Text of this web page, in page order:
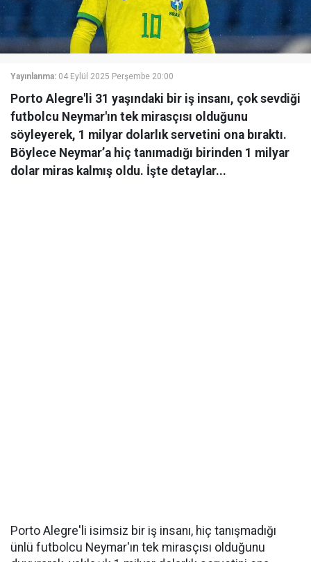
Yayınlanma: 04 Eylül 2025 Perşembe 20:00
Porto Alegre'li 31 yaşındaki bir iş insanı, çok sevdiği
futbolcu Neymar'ın tek mirasçısı olduğunu
söyleyerek, 1 milyar dolarlık servetini ona bıraktı.
Böylece Neymar’a hiç tanımadığı birinden 1 milyar
dolar miras kalmış oldu. İşte detaylar...
Porto Alegre'li isimsiz bir iş insanı, hiç tanışmadığı
ünlü futbolcu Neymar'ın tek mirasçısı olduğunu